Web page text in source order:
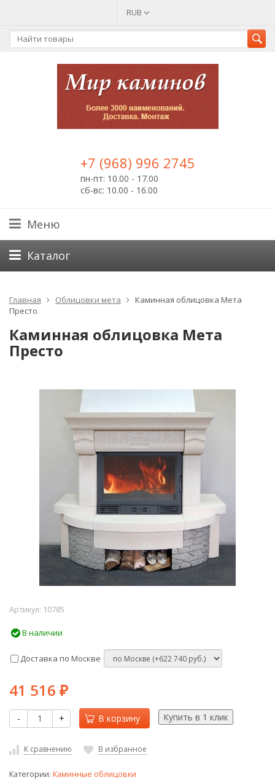
RUB
+7 (968) 996 2745
пн-пт: 10.00 - 17.00
сб-вс: 10.00 - 16.00
Меню
Каталог
Главная Облицовки мета
Каминная облицовка Мета
Престо
Каминная облицовка Мета
Престо
Артикул: 10785
В наличии
Доставка по Москве
41 516 ₽
- + В корзину
К сравнению В избранное
Категории: Каминные облицовки